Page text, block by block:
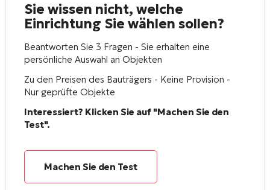
Sie wissen nicht, welche
Einrichtung Sie wählen sollen?
Beantworten Sie 3 Fragen - Sie erhalten eine
persönliche Auswahl an Objekten
Zu den Preisen des Bauträgers - Keine Provision -
Nur geprüfte Objekte
Interessiert? Klicken Sie auf "Machen Sie den
Test".
Machen Sie den Test